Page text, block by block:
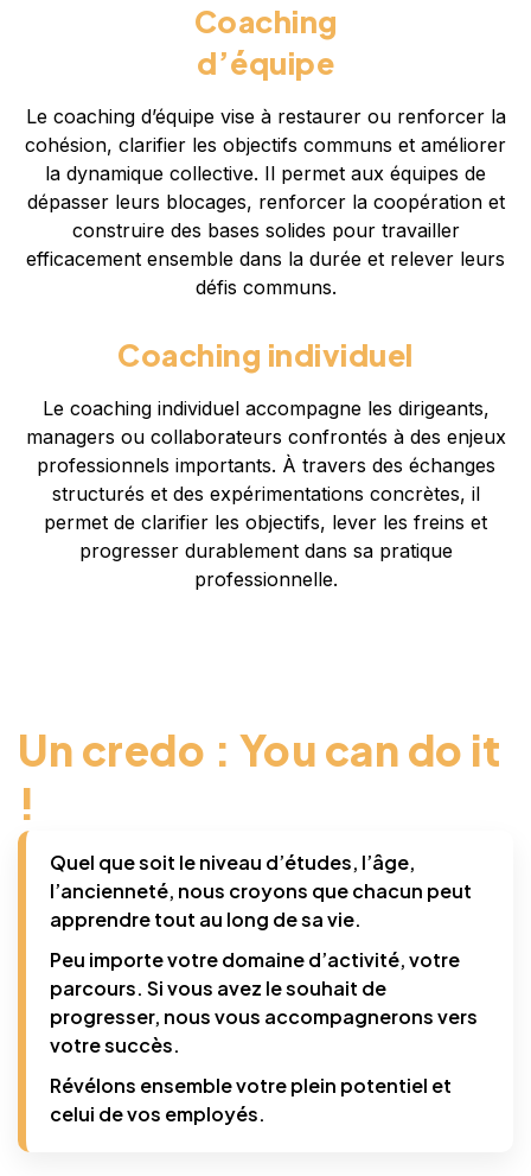
Coaching
d’équipe
Le coaching d’équipe vise à restaurer ou renforcer la
cohésion, clarifier les objectifs communs et améliorer
la dynamique collective. Il permet aux équipes de
dépasser leurs blocages, renforcer la coopération et
construire des bases solides pour travailler
efficacement ensemble dans la durée et relever leurs
défis communs.
Coaching individuel
Le coaching individuel accompagne les dirigeants,
managers ou collaborateurs confrontés à des enjeux
professionnels importants. À travers des échanges
structurés et des expérimentations concrètes, il
permet de clarifier les objectifs, lever les freins et
progresser durablement dans sa pratique
professionnelle.
Un credo : You can do it
!
Quel que soit le niveau d’études, l’âge,
l’ancienneté, nous croyons que chacun peut
apprendre tout au long de sa vie.
Peu importe votre domaine d’activité, votre
parcours. Si vous avez le souhait de
progresser, nous vous accompagnerons vers
votre succès.
Révélons ensemble votre plein potentiel et
celui de vos employés.